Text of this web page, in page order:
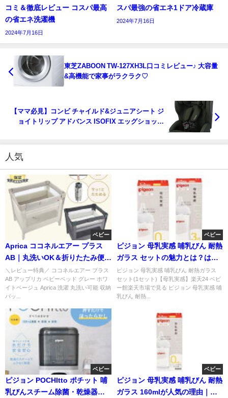
コミ＆徹底レビュー コスパ最高
の省エネ洗濯機
2024年7月16日
スパ最強の省エネ1ドア冷蔵庫
2024年7月16日
東芝ZABOON TW-127XH3L口コミレビュー♪ 大容量
&高機能で家事がラクラク♡
【ママ必見】コンビ チャイルド&ジュニアシート ジ
ョイトリップ アドバンス ISOFIX エッグショック
人気
ベビー
Aprica ココネルエアー プラス
AB｜丸洗いOK＆折りたたみ便利
なベビーベッド
＼レビュー特典／ ココネルエアー プラス
AB アップリカ ベビーベッド グレー ホワ
イトベージュ Aprica 洗濯 丸洗い可能 収納
バッ...
ベビー
ピジョン 母乳実感 哺乳びん 耐熱
ガラス セットの魅力とは？はじ
めて育児に人気の理由
ピジョン 母乳実感 哺乳びん 耐熱ガラス
セット(1セット)【母乳実感】楽天24 ベビ
ー館楽天市場で見る ピジョン 母乳実感 哺
乳びん 耐熱...
ベビー
ピジョン POCHItto ポチット 哺
乳びんスチーム除菌・乾燥器が
ベビー
ピジョン 母乳実感 哺乳びん 耐熱
ガラス 160mlが人気の理由｜新